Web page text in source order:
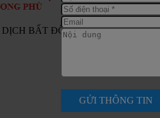
BẤT ĐỘNG SẢN NAM SÀI
GỬI THÔNG TIN